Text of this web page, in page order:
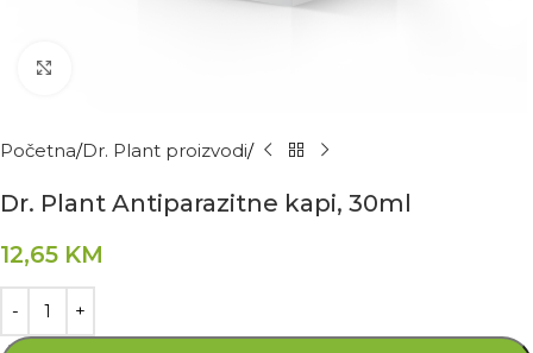
Početna Dr. Plant proizvodi
Dr. Plant Antiparazitne kapi, 30ml
12,65 KM